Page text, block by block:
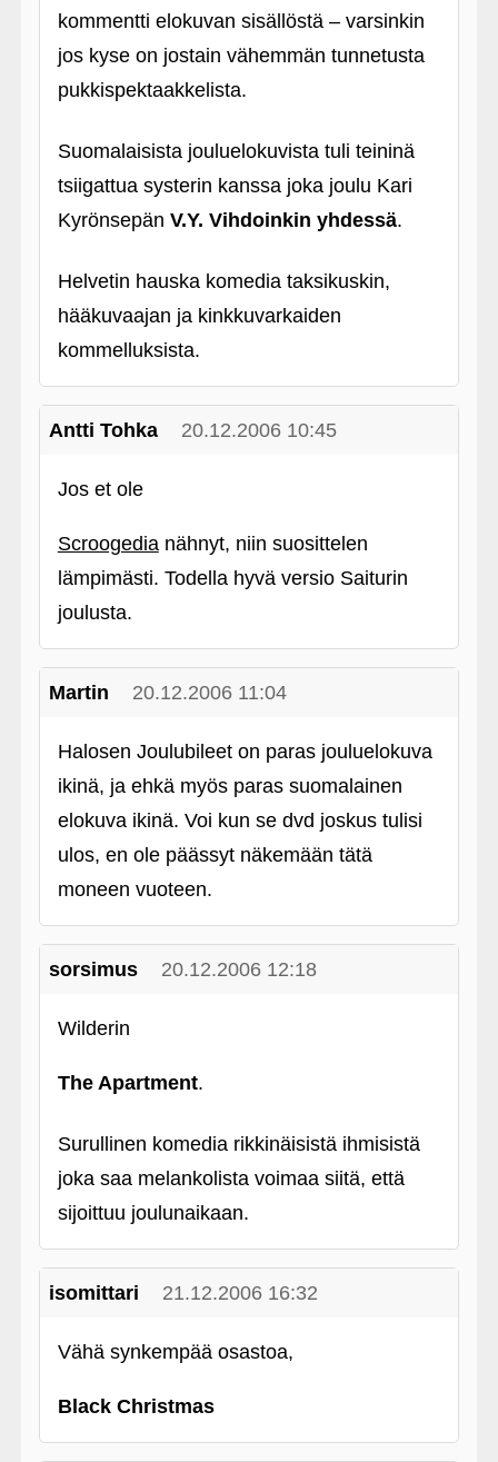
kommentti elokuvan sisällöstä – varsinkin
jos kyse on jostain vähemmän tunnetusta
pukkispektaakkelista.
Suomalaisista jouluelokuvista tuli teininä
tsiigattua systerin kanssa joka joulu Kari
Kyrönsepän V.Y. Vihdoinkin yhdessä.
Helvetin hauska komedia taksikuskin,
hääkuvaajan ja kinkkuvarkaiden
kommelluksista.
Antti Tohka 20.12.2006 10:45
Jos et ole
Scroogedianähnyt, niin suosittelen
lämpimästi. Todella hyvä versio Saiturin
joulusta.
Martin 20.12.2006 11:04
Halosen Joulubileet on paras jouluelokuva
ikinä, ja ehkä myös paras suomalainen
elokuva ikinä. Voi kun se dvd joskus tulisi
ulos, en ole päässyt näkemään tätä
moneen vuoteen.
sorsimus 20.12.2006 12:18
Wilderin
The Apartment.
Surullinen komedia rikkinäisistä ihmisistä
joka saa melankolista voimaa siitä, että
sijoittuu joulunaikaan.
isomittari 21.12.2006 16:32
Vähä synkempää osastoa,
Black Christmas